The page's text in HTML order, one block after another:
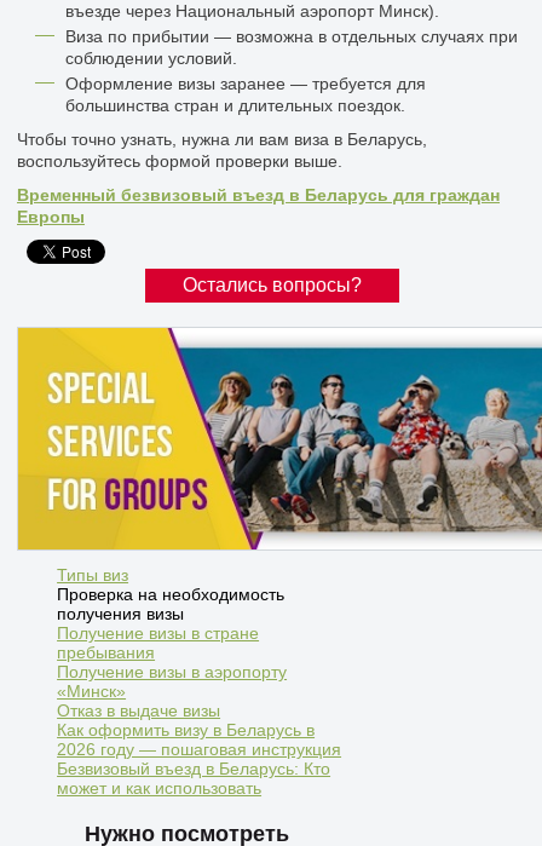
въезде через Национальный аэропорт Минск).
Виза по прибытии — возможна в отдельных случаях при
соблюдении условий.
Оформление визы заранее — требуется для
большинства стран и длительных поездок.
Чтобы точно узнать, нужна ли вам виза в Беларусь,
воспользуйтесь формой проверки выше.
Временный безвизовый въезд в Беларусь для граждан
Европы
Остались вопросы?
Типы виз
Проверка на необходимость
получения визы
Получение визы в стране
пребывания
Получение визы в аэропорту
«Минск»
Отказ в выдаче визы
Как оформить визу в Беларусь в
2026 году — пошаговая инструкция
Безвизовый въезд в Беларусь: Кто
может и как использовать
Нужно посмотреть